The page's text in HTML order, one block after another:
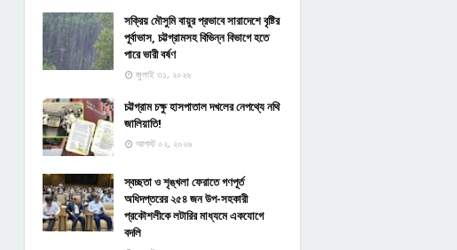
সক্রিয় মৌসুমি বায়ুর প্রভাবে সারাদেশে বৃষ্টির
পূর্বাভাস, চট্টগ্রামসহ বিভিন্ন বিভাগে হতে
পারে ভারী বর্ষণ
জুলাই ৩১, ২০২৬
চট্টগ্রাম চক্ষু হাসপাতাল দখলের নেপথ্যে নথি
জালিয়াতি!
আগস্ট ০২, ২০২৬
স্বচ্ছতা ও শৃঙ্খলা ফেরাতে গণপূর্ত
অধিদপ্তরের ২৫৪ জন উপ-সহকারী
প্রকৌশলীকে লটারির মাধ্যমে একযোগে
বদলি